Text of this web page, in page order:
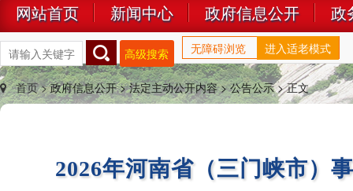
网站首页 新闻中心 政府信息公开 政
高级搜索 无障碍浏览 进入适老模式
首页 >政府信息公开 >法定主动公开内容 >公告公示 >正文
2026年河南省（三门峡市）